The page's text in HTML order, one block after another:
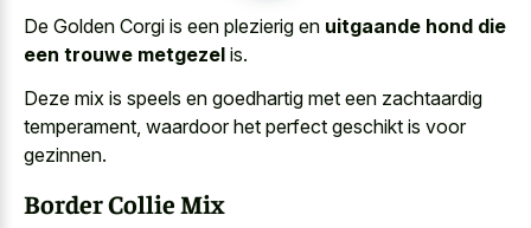
De Golden Corgi is een plezierig en uitgaande hond die
een trouwe metgezel is.
Deze mix is speels en goedhartig met een zachtaardig
temperament, waardoor het perfect geschikt is voor
gezinnen.
Border Collie Mix